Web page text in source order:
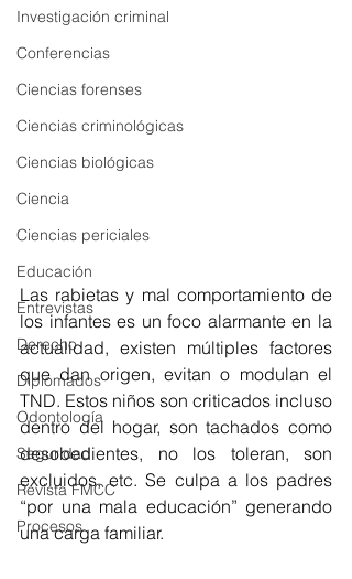
Investigación criminal
Conferencias
Ciencias forenses
Ciencias criminológicas
Ciencias biológicas
Ciencia
Ciencias periciales
Educación
Entrevistas
Derecho
Diplomados
Odontología
Seguridad
Revista FMCC
Procesos
Las rabietas y mal comportamiento de
los infantes es un foco alarmante en la
actualidad, existen múltiples factores
que dan origen, evitan o modulan el
TND. Estos niños son criticados incluso
dentro del hogar, son tachados como
desobedientes, no los toleran, son
excluidos, etc. Se culpa a los padres
“por una mala educación” generando
una carga familiar.